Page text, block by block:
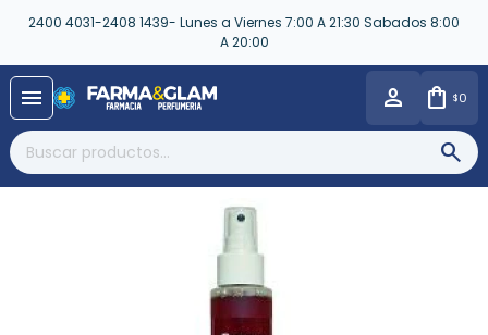
2400 4031-2408 1439- Lunes a Viernes 7:00 A 21:30 Sabados 8:00
A 20:00
menu $0